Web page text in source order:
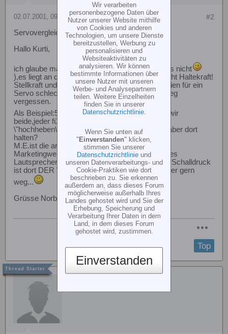
#2
02.07.2001, 09:13
Servovergleich
Hallo Kurti,
ich glaube mal(soll heißen:explizit wissen tu ichs nicht
),es liegt an der Bezeichnung.Stellkraft heißt nicht Haltekraft!
Stellkraft und Geschwindigkeit sind ja Die Kriterien für ein
Servo schlechthin.Die Haltekraft wird schlichtweg
vergessen.
Als Beispiel:50KG(ein Zementsack
)können wir
beide,jeder für sich,mit Sicherheit irgendwie
\"hochheben\".Wie lange können wir den Sack aber dort
halten?
M.E.ist die angegebene Stellkraft eher ein
Marketingwert,ähnlich der Leistungsangabe eines
Lautsprechers.Die sagt nämlich auch nix aus... Schalldruck
ist dort DER Wert.Und den lassen viele Hersteller gern
weg...
Grüsse Norbert
Top
Wir verarbeiten
personenbezogene Daten über
Nutzer unserer Website mithilfe
von Cookies und anderen
Technologien, um unsere Dienste
bereitzustellen, Werbung zu
personalisieren und
Websiteaktivitäten zu
analysieren. Wir können
bestimmte Informationen über
unsere Nutzer mit unseren
Werbe- und Analysepartnern
teilen. Weitere Einzelheiten
finden Sie in unserer
Datenschutzrichtlinie.
Wenn Sie unten auf
"Einverstanden" klicken,
stimmen Sie unserer
Datenschutzrichtlinie und
unseren Datenverarbeitungs- und
Cookie-Praktiken wie dort
beschrieben zu. Sie erkennen
außerdem an, dass dieses Forum
möglicherweise außerhalb Ihres
Landes gehostet wird und Sie der
Erhebung, Speicherung und
Verarbeitung Ihrer Daten in dem
Land, in dem dieses Forum
gehostet wird, zustimmen.
Einverstanden